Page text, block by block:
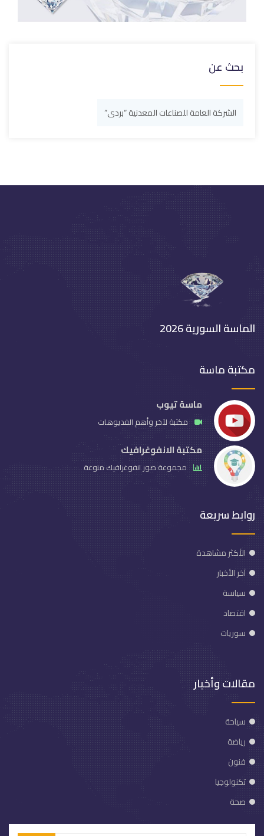
بحث عن
الشركة العامة للصناعات المعدنية “بردى”
الماسة السورية 2026
مكتبة ماسة
ماسة تيوب
مكتبة لآخر وأهم الفديوهات
مكتبة الانفوغرافيك
مجموعة صور انفوغرافيك منوعة
روابط سريعة
الأكثر مشاهدة
آخر الأخبار
سياسة
اقتصاد
سوريات
مقالات وأخبار
سياحة
رياضة
فنون
تكنولوجيا
صحة